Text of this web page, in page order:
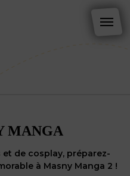
MANGA
de cosplay, préparez-
à Masny Manga 2 !